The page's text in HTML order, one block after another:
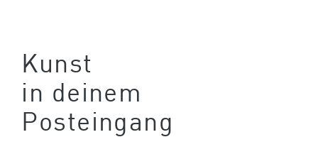
Kunst
in deinem
Posteingang